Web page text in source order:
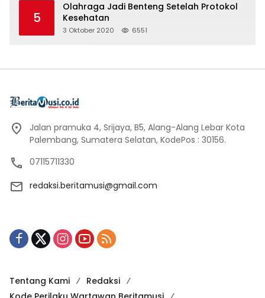
5
Olahraga Jadi Benteng Setelah Protokol
Kesehatan
3 Oktober 2020 6551
Jalan pramuka 4, Srijaya, B5, Alang-Alang Lebar Kota
Palembang, Sumatera Selatan, KodePos : 30156.
07115711330
redaksi.beritamusi@gmail.com
Tentang Kami
Redaksi